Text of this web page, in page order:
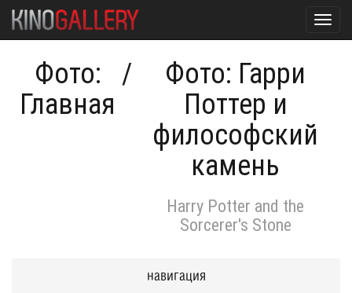
Фото:
Главная
/
Фото: Гарри
Поттер и
философский
камень
Harry Potter and the
Sorcerer's Stone
навигация